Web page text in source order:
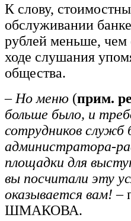
К слову,
обслуживании
рублей меньше,
ходе слушания
общества.
– Но меню (прим.
больше было, и
сотрудников служб
администратора-
площадки для
вы посчитали эту
оказывается вам! –
ШМАКОВА.